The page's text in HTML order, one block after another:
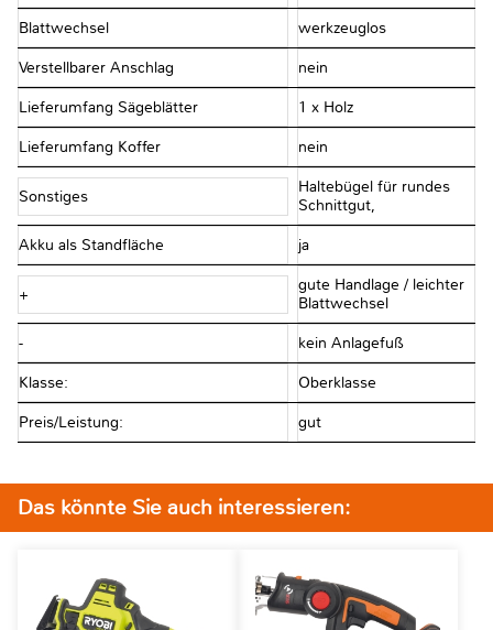
Blattwechsel werkzeuglos
Verstellbarer Anschlag nein
Lieferumfang Sägeblätter 1 x Holz
Lieferumfang Koffer nein
Sonstiges
Haltebügel für rundes
Schnittgut,
Akku als Standfläche ja
+
gute Handlage / leichter
Blattwechsel
- kein Anlagefuß
Klasse: Oberklasse
Preis/Leistung: gut
Das könnte Sie auch interessieren: